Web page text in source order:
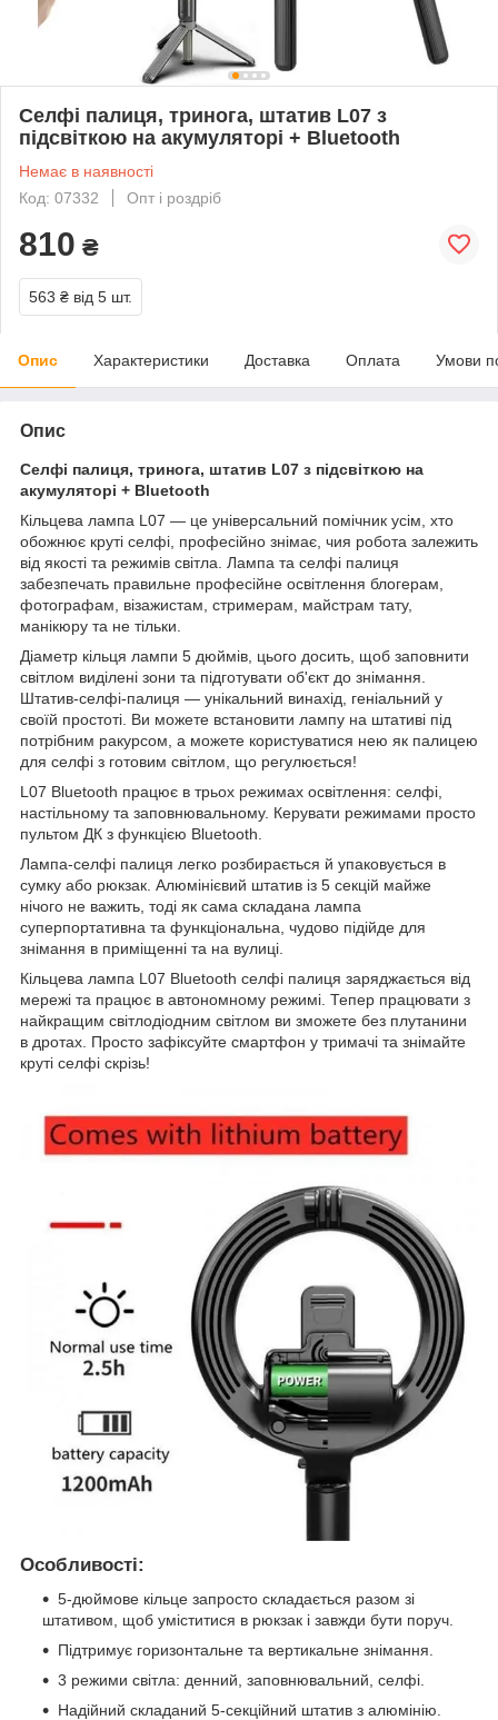
Селфі палиця, тринога, штатив L07 з
підсвіткою на акумуляторі + Bluetooth
Немає в наявності
Код: 07332
Опт і роздріб
810 ₴
563 ₴ від 5 шт.
Опис Характеристики Доставка Оплата Умови
Опис
Селфі палиця, тринога, штатив L07 з підсвіткою на
акумуляторі + Bluetooth
Кільцева лампа L07 — це універсальний помічник усім, хто
обожнює круті селфі, професійно знімає, чия робота залежить
від якості та режимів світла. Лампа та селфі палиця
забезпечать правильне професійне освітлення блогерам,
фотографам, візажистам, стримерам, майстрам тату,
манікюру та не тільки.
Діаметр кільця лампи 5 дюймів, цього досить, щоб заповнити
світлом виділені зони та підготувати об'єкт до знімання.
Штатив-селфі-палиця — унікальний винахід, геніальний у
своїй простоті. Ви можете встановити лампу на штативі під
потрібним ракурсом, а можете користуватися нею як палицею
для селфі з готовим світлом, що регулюється!
L07 Bluetooth працює в трьох режимах освітлення: селфі,
настільному та заповнювальному. Керувати режимами просто
пультом ДК з функцією Bluetooth.
Лампа-селфі палиця легко розбирається й упаковується в
сумку або рюкзак. Алюмінієвий штатив із 5 секцій майже
нічого не важить, тоді як сама складана лампа
суперпортативна та функціональна, чудово підійде для
знімання в приміщенні та на вулиці.
Кільцева лампа L07 Bluetooth селфі палиця заряджається від
мережі та працює в автономному режимі. Тепер працювати з
найкращим світлодіодним світлом ви зможете без плутанини
в дротах. Просто зафіксуйте смартфон у тримачі та знімайте
круті селфі скрізь!
Особливості:
5-дюймове кільце запросто складається разом зі
штативом, щоб уміститися в рюкзак і завжди бути поруч.
Підтримує горизонтальне та вертикальне знімання.
3 режими світла: денний, заповнювальний, селфі.
Надійний складаний 5-секційний штатив з алюмінію.